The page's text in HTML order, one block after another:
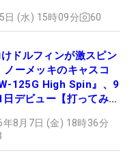
日 (水) 15時09分 60
ドルフィンが激スピン
ノーメッキのキャスコ
125G High Spin』、9
日デビュー【打ってみ
年8月7日 (金) 18時36分